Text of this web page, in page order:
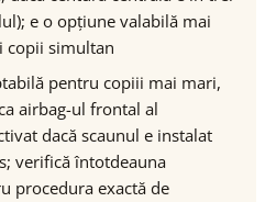
e o opțiune valabilă mai
copii simultan
pentru copiii mai mari,
airbag-ul frontal al
dacă scaunul e instalat
verifică întotdeauna
procedura exactă de